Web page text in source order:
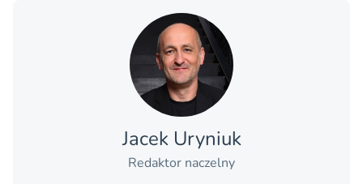
Jacek Uryniuk
Redaktor naczelny